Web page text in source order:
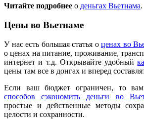
Читайте подробнее о деньгах Вьетнама.
Цены во Вьетнаме
У нас есть большая статья о ценах во
о ценах на питание, проживание,
интернет и т.д. Открывайте удобный
цены там все в донгах и вперед
Если ваш бюджет ограничен, то
способов сэкономить деньги во
простые и действенные методы
целости и сохранности.